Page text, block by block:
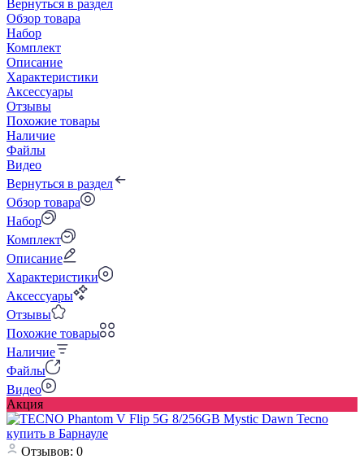
Вернуться в раздел
Обзор товара
Набор
Комплект
Описание
Характеристики
Аксессуары
Отзывы
Похожие товары
Наличие
Файлы
Видео
Вернуться в раздел
Обзор товара
Набор
Комплект
Описание
Характеристики
Аксессуары
Отзывы
Похожие товары
Наличие
Файлы
Видео
Акция
Отзывов: 0